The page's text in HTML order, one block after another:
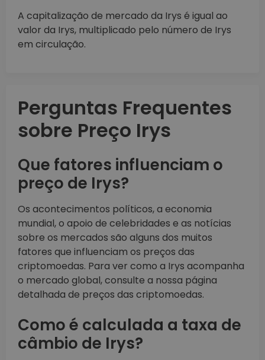
A capitalização de mercado da Irys é igual ao
valor da Irys, multiplicado pelo número de Irys
em circulação.
Perguntas Frequentes
sobre Preço Irys
Que fatores influenciam o
preço de Irys?
Os acontecimentos políticos, a economia
mundial, o apoio de celebridades e as notícias
sobre os mercados são alguns dos muitos
fatores que influenciam os preços das
criptomoedas. Para ver como a Irys acompanha
o mercado global, consulte a nossa página
detalhada de preços das criptomoedas.
Como é calculada a taxa de
câmbio de Irys?